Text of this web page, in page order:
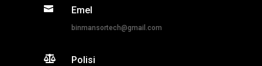
 Emel
binmansortech@gmail.com
 Polisi